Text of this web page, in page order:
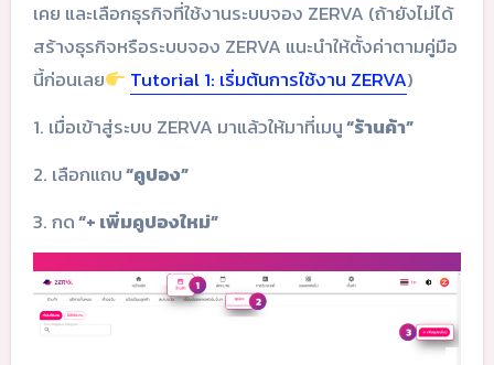
เคย และเลือกธุรกิจที่ใช้งานระบบจอง ZERVA (ถ้ายังไม่ได้
สร้างธุรกิจหรือระบบจอง ZERVA แนะนำให้ตั้งค่าตามคู่มือ
นี้ก่อนเลย
Tutorial 1: เริ่มต้นการใช้งาน ZERVA)
1. เมื่อเข้าสู่ระบบ ZERVA มาแล้วให้มาที่เมนู“ร้านค้า”
2. เลือกแถบ“คูปอง”
3. กด“+ เพิ่มคูปองใหม่”